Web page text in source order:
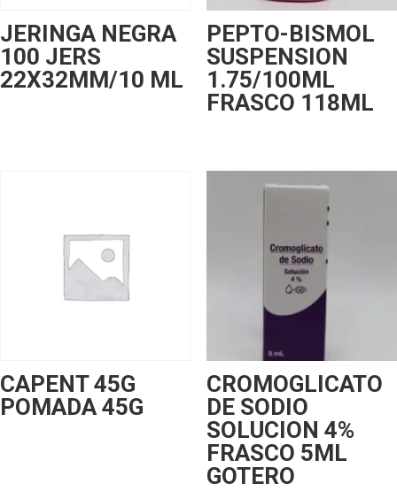
JERINGA NEGRA
100 JERS
22X32MM/10 ML
PEPTO-BISMOL
SUSPENSION
1.75/100ML
FRASCO 118ML
CAPENT 45G
POMADA 45G
CROMOGLICATO
DE SODIO
SOLUCION 4%
FRASCO 5ML
GOTERO